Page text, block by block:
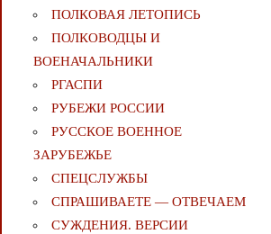
ПОЛКОВАЯ ЛЕТОПИСЬ
ПОЛКОВОДЦЫ И
ВОЕНАЧАЛЬНИКИ
РГАСПИ
РУБЕЖИ РОССИИ
РУССКОЕ ВОЕННОЕ
ЗАРУБЕЖЬЕ
СПЕЦСЛУЖБЫ
СПРАШИВАЕТЕ — ОТВЕЧАЕМ
СУЖДЕНИЯ. ВЕРСИИ